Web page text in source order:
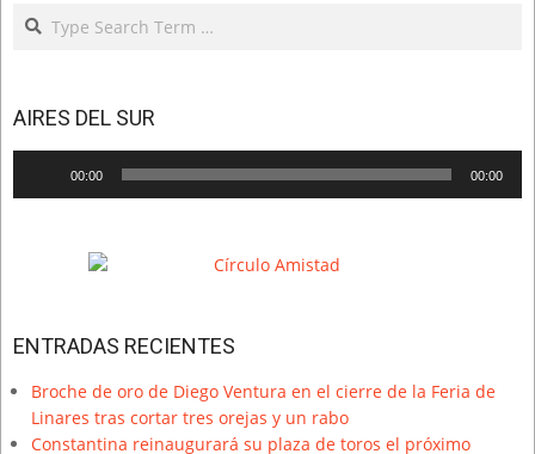
Search
AIRES DEL SUR
00:00 00:00
ENTRADAS RECIENTES
Broche de oro de Diego Ventura en el cierre de la Feria de
Linares tras cortar tres orejas y un rabo
Constantina reinaugurará su plaza de toros el próximo